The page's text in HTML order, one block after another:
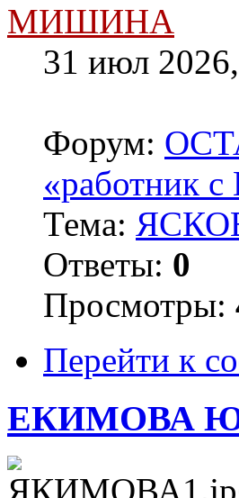
МИШИНА
31 июл
Форум:
«работник с
Тема:
Ответы: 0
Просмотры:
Перейти к
ЕКИМОВА